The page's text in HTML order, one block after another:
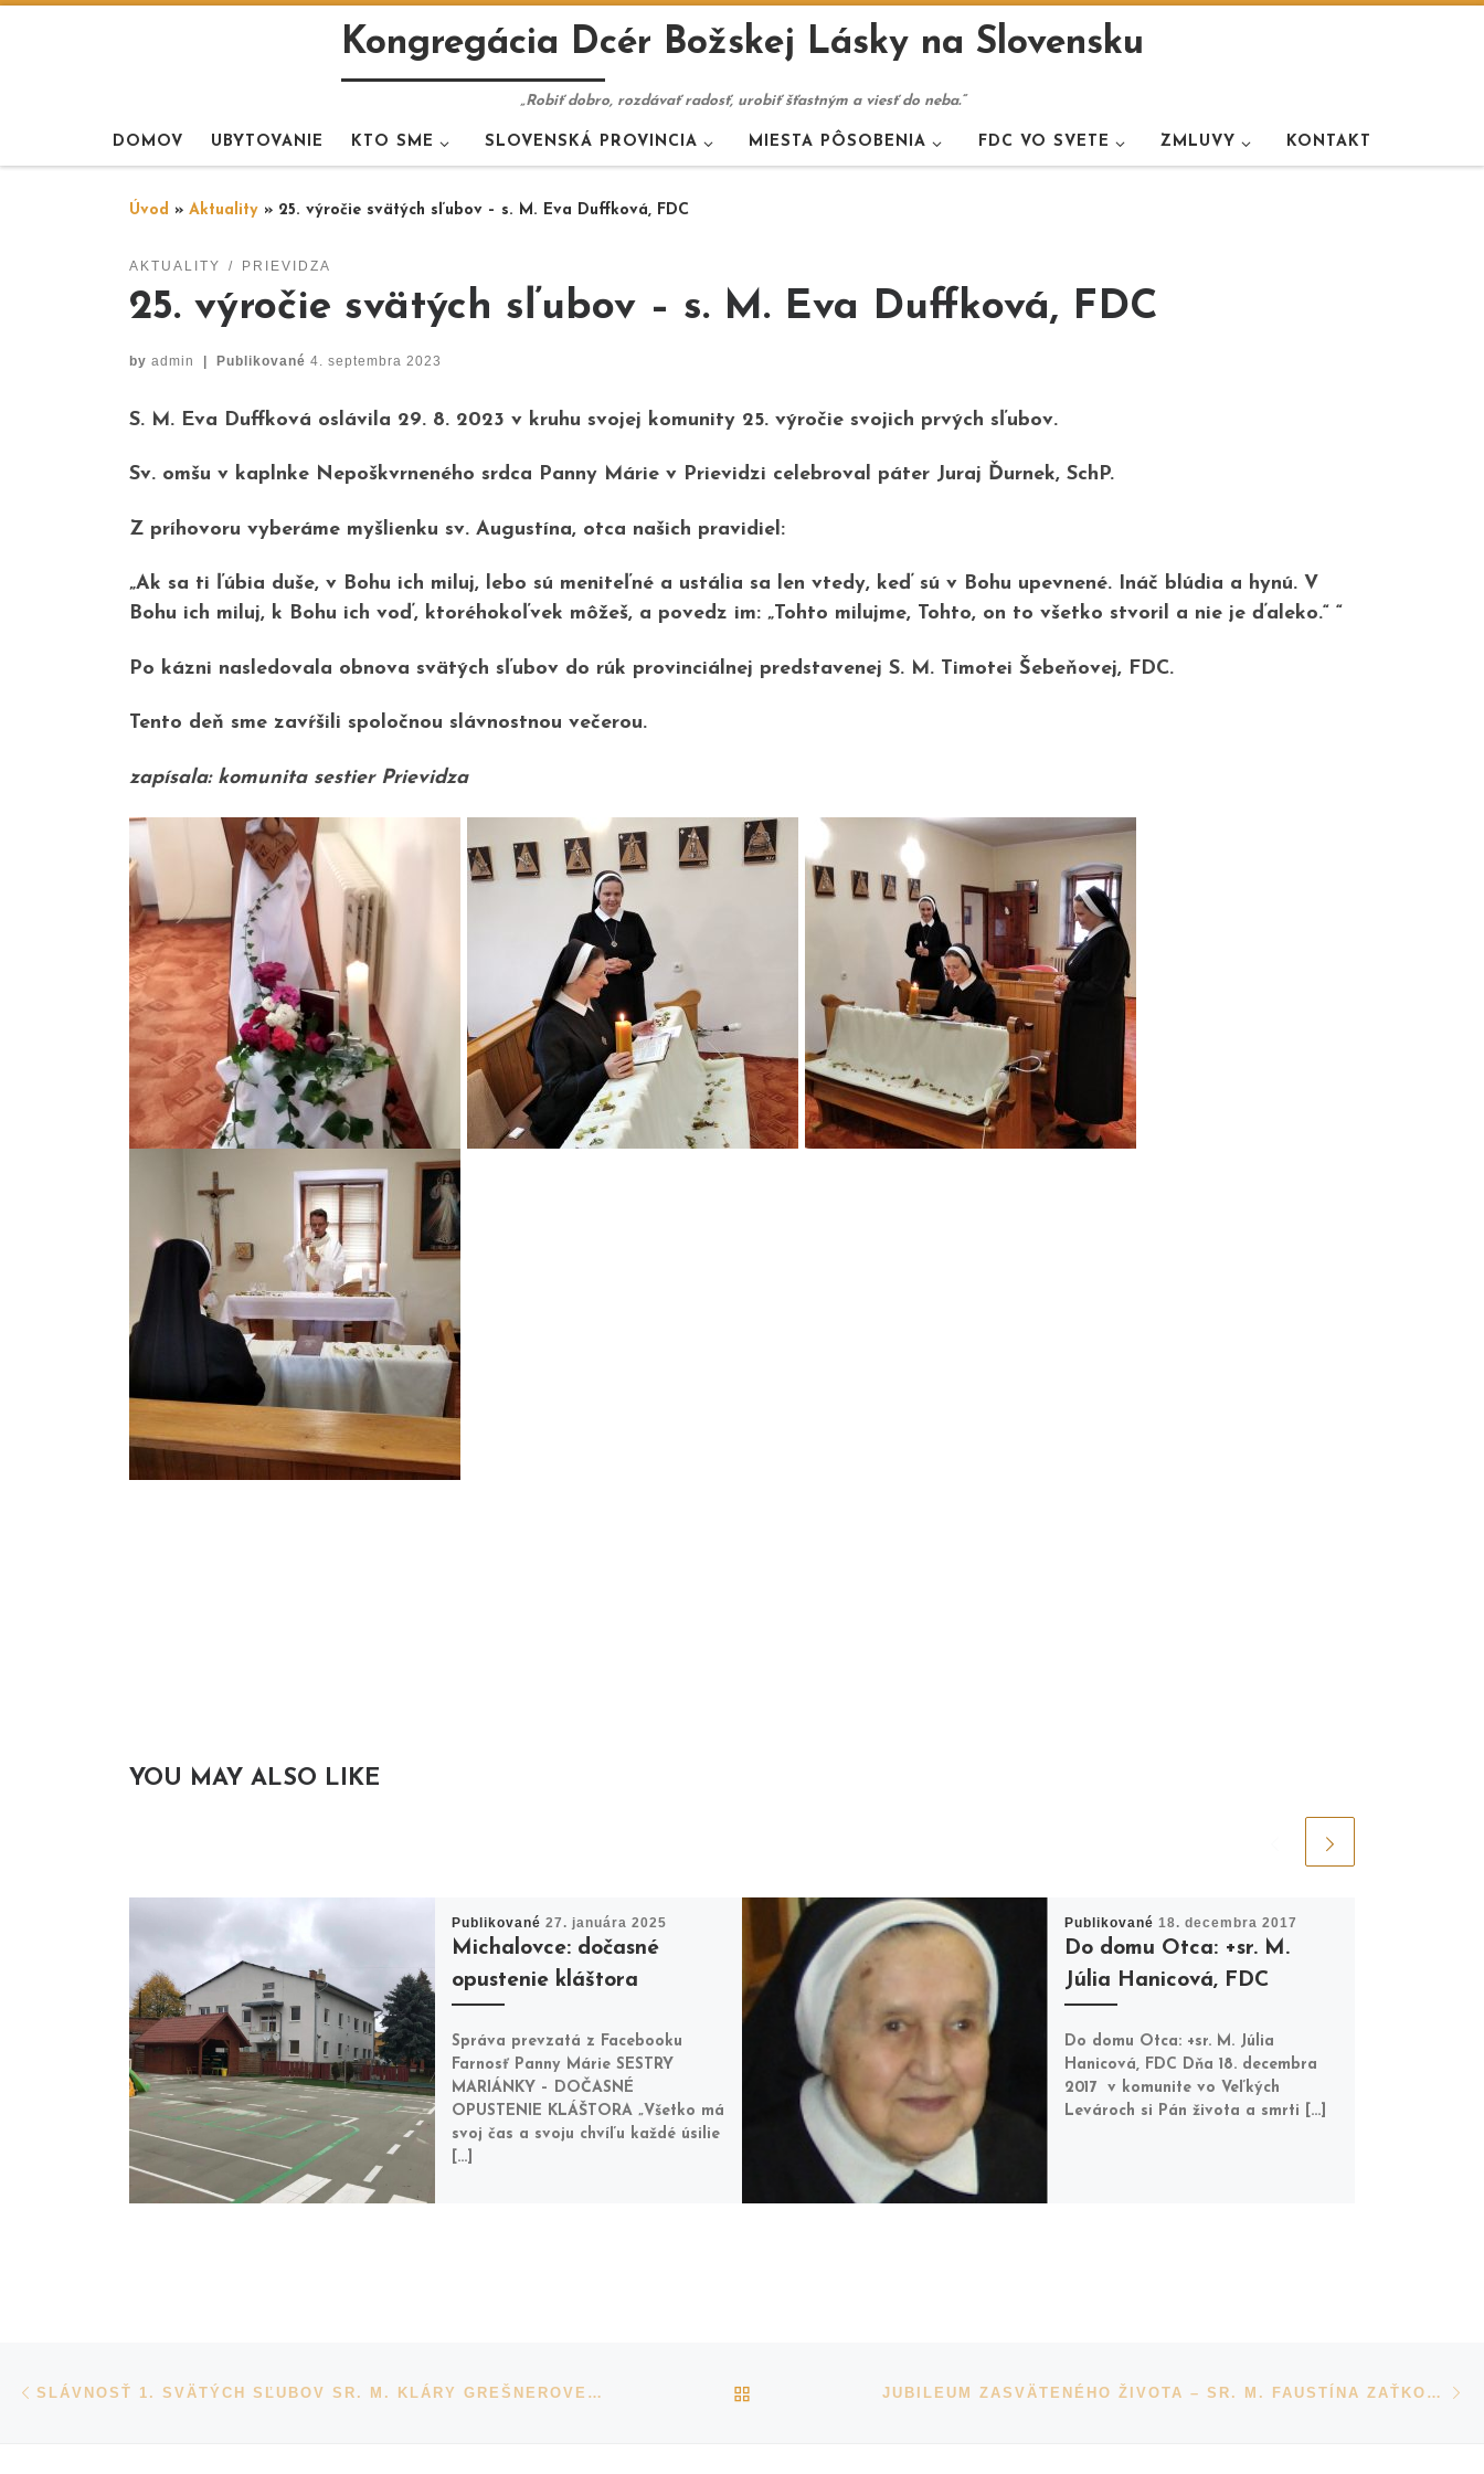
Kongregácia Dcér Božskej Lásky na Slovensku
„Robiť dobro, rozdávať radosť, urobiť šťastným a viesť do neba.“
DOMOV UBYTOVANIE KTO SME SLOVENSKÁ PROVINCIA MIESTA PÔSOBENIA FDC VO SVETE ZMLUVY KONTAKT
Úvod » Aktuality » 25. výročie svätých sľubov – s. M. Eva Duffková, FDC
AKTUALITY PRIEVIDZA
25. výročie svätých sľubov – s. M. Eva Duffková, FDC
by admin | Publikované 4. septembra 2023
S. M. Eva Duffková oslávila 29. 8. 2023 v kruhu svojej komunity 25. výročie svojich prvých sľubov.
Sv. omšu v kaplnke Nepoškvrneného srdca Panny Márie v Prievidzi celebroval páter Juraj Ďurnek, SchP.
Z príhovoru vyberáme myšlienku sv. Augustína, otca našich pravidiel:
„Ak sa ti ľúbia duše, v Bohu ich miluj, lebo sú meniteľné a ustália sa len vtedy, keď sú v Bohu upevnené. Ináč blúdia a hynú. V
Bohu ich miluj, k Bohu ich voď, ktoréhokoľvek môžeš, a povedz im: „Tohto milujme, Tohto, on to všetko stvoril a nie je ďaleko.“ “
Po kázni nasledovala obnova svätých sľubov do rúk provinciálnej predstavenej S. M. Timotei Šebeňovej, FDC.
Tento deň sme zavŕšili spoločnou slávnostnou večerou.
zapísala: komunita sestier Prievidza
YOU MAY ALSO LIKE
Publikované 27. januára 2025
Michalovce: dočasné
opustenie kláštora
Správa prevzatá z Facebooku
Farnosť Panny Márie SESTRY
MARIÁNKY – DOČASNÉ
OPUSTENIE KLÁŠTORA „Všetko má
svoj čas a svoju chvíľu každé úsilie
[…]
Publikované 18. decembra 2017
Do domu Otca: +sr. M.
Júlia Hanicová, FDC
Do domu Otca: +sr. M. Júlia
Hanicová, FDC Dňa 18. decembra
2017 v komunite vo Veľkých
Levároch si Pán života a smrti […]
Navigácia v príspevkoch
SLÁVNOSŤ 1. SVÄTÝCH SĽUBOV SR. M. KLÁRY GREŠNEROVEJ, FDC
BACK TO POST LIST
JUBILEUM ZASVÄTENÉHO ŽIVOTA – SR. M. FAUSTÍNA ZAŤKOVÁ, FDC